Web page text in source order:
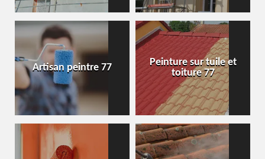
Artisan peintre 77
Peinture sur tuile et
toiture 77